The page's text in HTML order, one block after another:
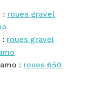
: roues gravel
: roues gravel
: roues 650